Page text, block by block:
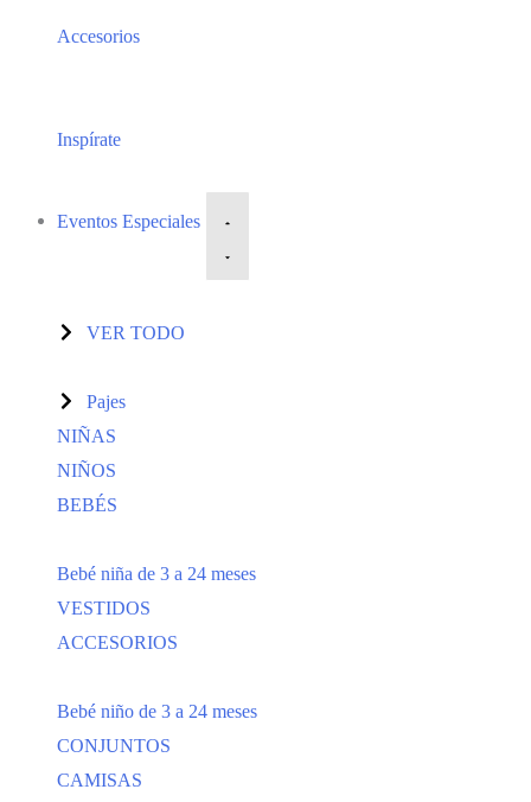
Accesorios
Inspírate
Eventos Especiales
VER TODO
Pajes
NIÑAS
NIÑOS
BEBÉS
Bebé niña de 3 a 24 meses
VESTIDOS
ACCESORIOS
Bebé niño de 3 a 24 meses
CONJUNTOS
CAMISAS